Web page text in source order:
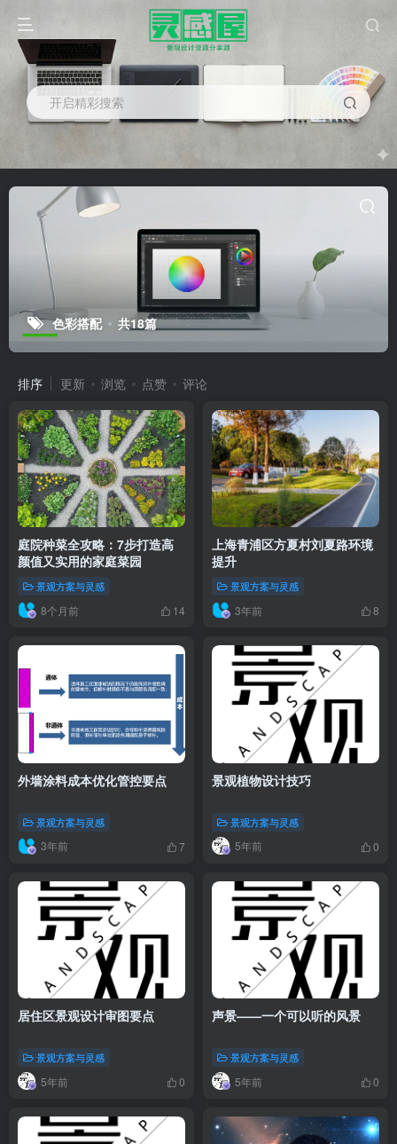
开启精彩搜索
色彩搭配 共18篇
排序 更新 浏览 点赞 评论
庭院种菜全攻略：7步打造高
颜值又实用的家庭菜园
景观方案与灵感
8个月前 14
上海青浦区方夏村刘夏路环境
提升
景观方案与灵感
3年前 8
外墙涂料成本优化管控要点
景观方案与灵感
3年前 7
景观植物设计技巧
景观方案与灵感
5年前 0
居住区景观设计审图要点
景观方案与灵感
5年前 0
声景——一个可以听的风景
景观方案与灵感
5年前 0